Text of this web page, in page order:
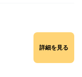
詳細を見る